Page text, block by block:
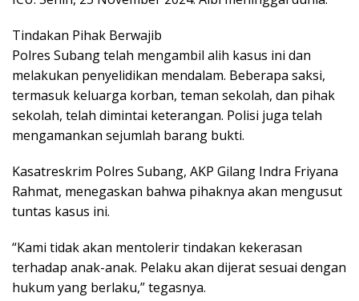
Tindakan Pihak Berwajib
Polres Subang telah mengambil alih kasus ini dan
melakukan penyelidikan mendalam. Beberapa saksi,
termasuk keluarga korban, teman sekolah, dan pihak
sekolah, telah dimintai keterangan. Polisi juga telah
mengamankan sejumlah barang bukti.
Kasatreskrim Polres Subang, AKP Gilang Indra Friyana
Rahmat, menegaskan bahwa pihaknya akan mengusut
tuntas kasus ini.
“Kami tidak akan mentolerir tindakan kekerasan
terhadap anak-anak. Pelaku akan dijerat sesuai dengan
hukum yang berlaku,” tegasnya.